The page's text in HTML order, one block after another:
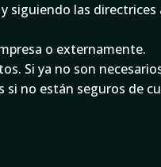
siguiendo las
o externamente.
Si ya no son
no están seguros de